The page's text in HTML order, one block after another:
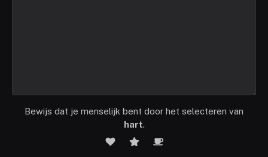
Bewijs dat je menselijk bent door het selecteren van
hart.